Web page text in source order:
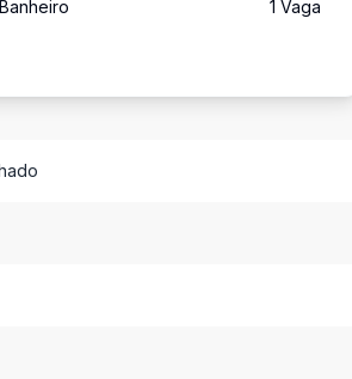
Banheiro 1 Vaga